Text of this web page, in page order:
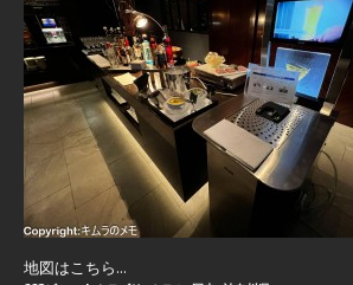
地図はこちら...